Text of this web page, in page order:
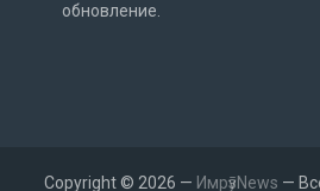
обновление.
Copyright © 2026 — ИмрӯзNews —